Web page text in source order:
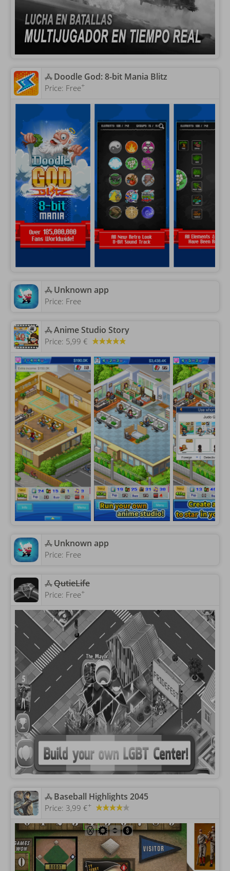
‎Doodle God: 8-bit Mania Blitz
Price: Free+
Unknown app
Price: Free
‎Anime Studio Story
Price: 5,99 €
Unknown app
Price: Free
‎QutieLife
Price: Free+
‎Baseball Highlights 2045
Price: 3,99 €+